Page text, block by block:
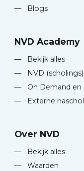
—
Blogs
NVD Academy
—
Bekijk alles
—
NVD
—
On Demand en
—
Externe
Over NVD
—
Bekijk alles
—
Waarden